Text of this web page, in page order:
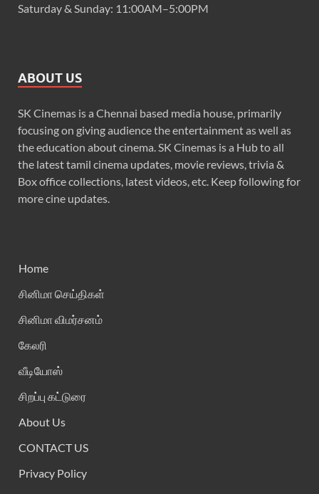
Saturday & Sunday: 11:00AM–5:00PM
ABOUT US
SK Cinemas is a Chennai based media house, primarily
focusing on giving audience the entertainment as well as
the education about cinema. SK Cinemas is a Hub to all
the latest tamil cinema updates, movie reviews, trivia &
Box office collections, latest videos, etc. Keep following for
more cine updates.
Home
சினிமா செய்திகள்
சினிமா விமர்சனம்
கேலரி
வீடியோஸ்
சிறப்பு கட்டுரை
About Us
CONTACT US
Privacy Policy